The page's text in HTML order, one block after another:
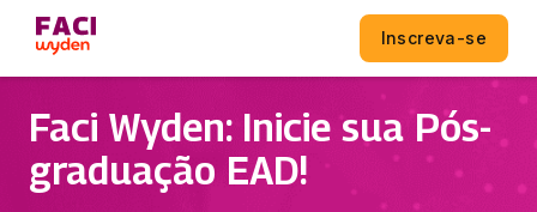
Inscreva-se
Faci Wyden: Inicie sua Pós-
graduação EAD!